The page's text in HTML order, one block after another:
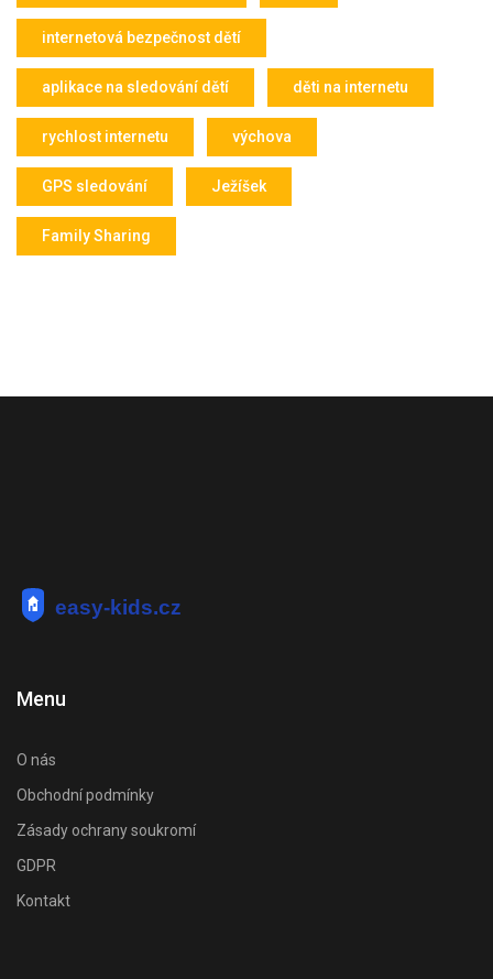
internetová bezpečnost dětí
aplikace na sledování dětí děti na internetu
rychlost internetu výchova
GPS sledování Ježíšek
Family Sharing
Menu
O nás
Obchodní podmínky
Zásady ochrany soukromí
GDPR
Kontakt